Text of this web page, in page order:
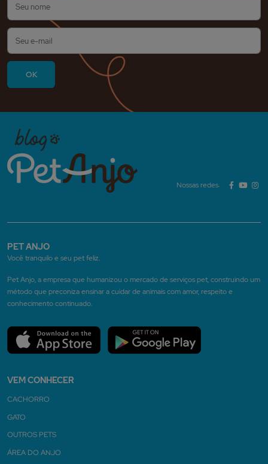
Nossas redes:
PET ANJO
Você tranquilo e seu pet feliz.
Pet Anjo, a empresa que humanizou o mercado de serviços pet, construindo um
método que preconiza ensinar a cuidar de animais com amor, respeito e
conhecimento continuado.
VEM CONHECER
CACHORRO
GATO
OUTROS PETS
ÁREA DO ANJO